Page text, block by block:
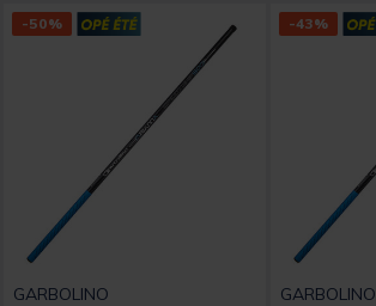
-50%
GARBOLINO
-43%
GARBOLINO